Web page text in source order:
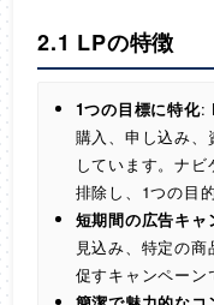
2.1 LPの特徴
1つの目標に特化:
購入、申し込み、
しています。ナ
排除し、1つの目
短期間の広告キ
見込み、特定の
促すキャンペーン